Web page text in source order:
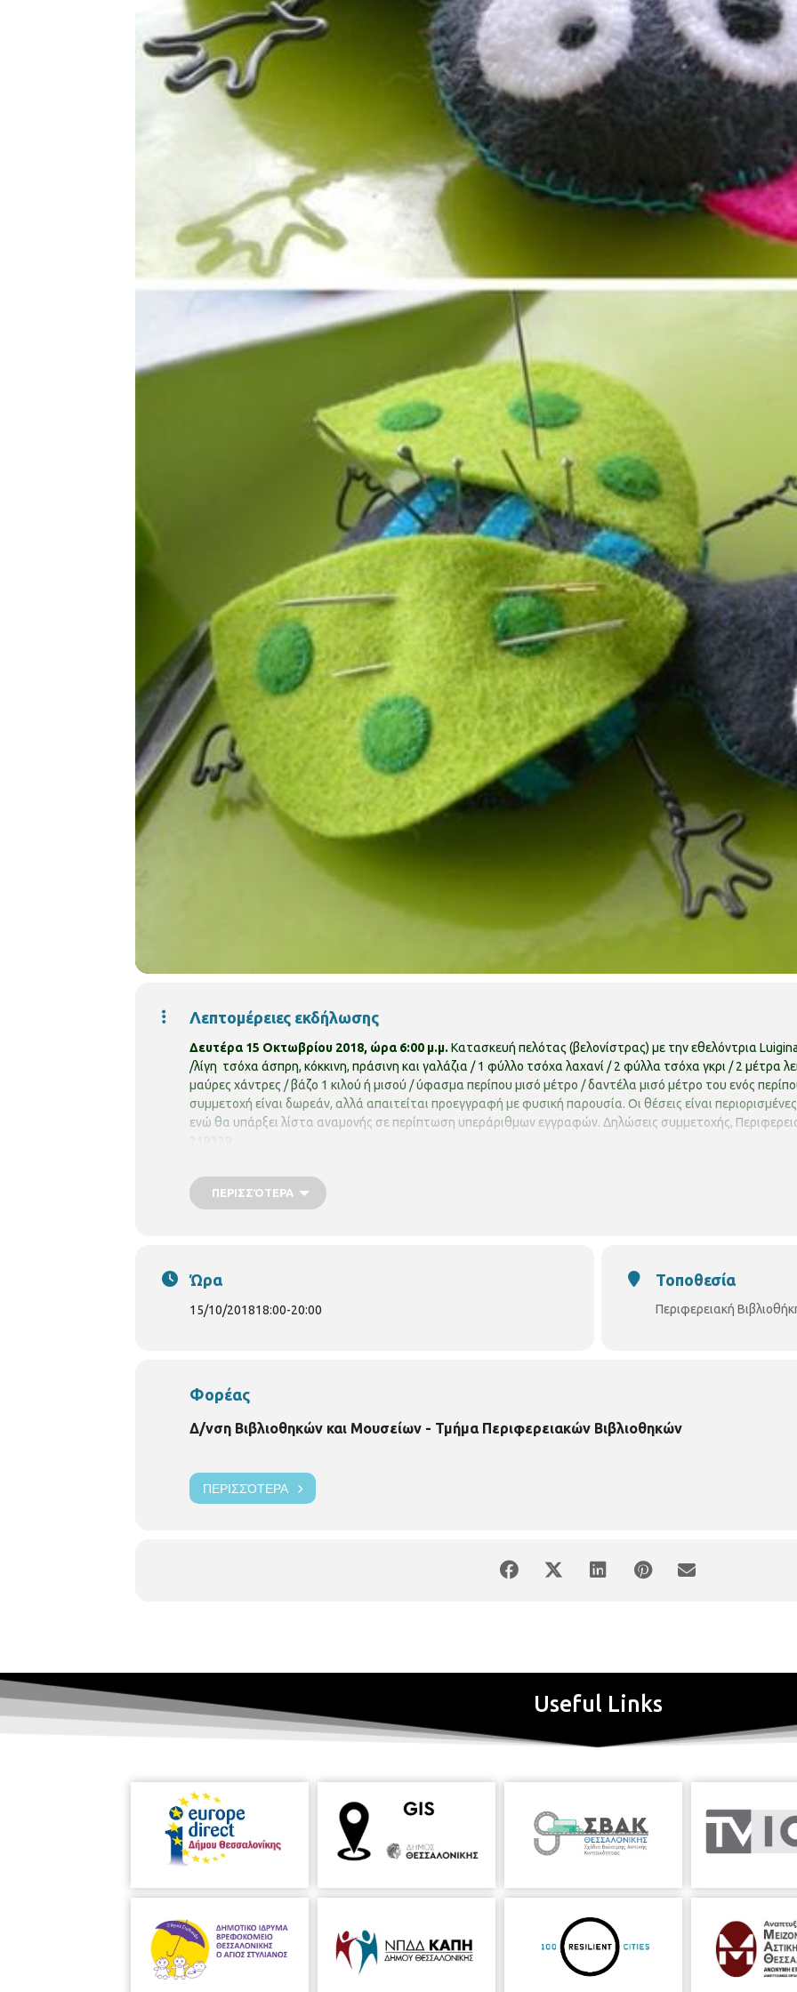
Λεπτομέρειες εκδήλωσης
Δευτέρα 15 Οκτωβρίου 2018, ώρα 6:00 μ.μ. Κατασκευή πελότας (βελονίστρας) με την εθελόντρια
/λίγη τσόχα άσπρη, κόκκινη, πράσινη και γαλάζια / 1 φύλλο τσόχα λαχανί / 2 φύλλα τσόχα γκρι / 2 μέτρα
μαύρες χάντρες / βάζο 1 κιλού ή μισού / ύφασμα περίπου μισό μέτρο / δαντέλα μισό μέτρο του ενός
συμμετοχή είναι δωρεάν, αλλά απαιτείται προεγγραφή με φυσική παρουσία. Οι θέσεις είναι
ενώ θα υπάρξει λίστα αναμονής σε περίπτωση υπεράριθμων εγγραφών. Δηλώσεις συμμετοχής,
219329.
ΠΕΡΙΣΣΌΤΕΡΑ
Ώρα
15/10/201818:00-20:00
Τοποθεσία
Περιφερειακή
Φορέας
Δ/νση Βιβλιοθηκών και Μουσείων - Τμήμα Περιφερειακών Βιβλιοθηκών
ΠΕΡΙΣΣΌΤΕΡΑ
Useful Links